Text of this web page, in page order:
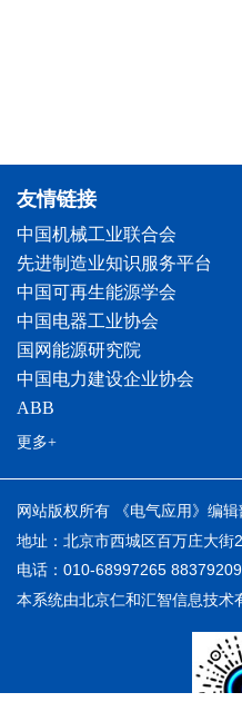
友情链接
中国机械工业联合会
先进制造业知识服务平台
中国可再生能源学会
中国电器工业协会
国网能源研究院
中国电力建设企业协会
ABB
更多+
网站版权所有 《电气应用》编辑
地址：北京市西城区百万庄大街
电话：010-68997265 88379209
本系统由北京仁和汇智信息技术